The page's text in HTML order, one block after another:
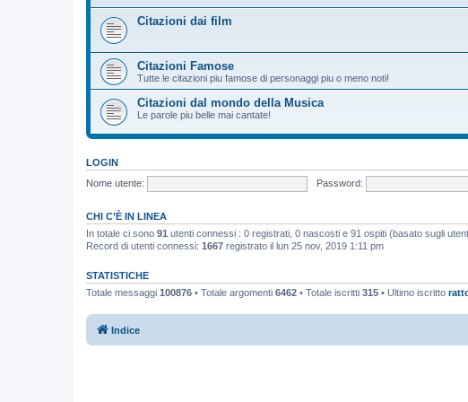
Citazioni dai film
Citazioni Famose
Tutte le citazioni piu famose di personaggi piu o meno noti!
Citazioni dal mondo della Musica
Le parole piu belle mai cantate!
LOGIN
Nome utente:
Password:
CHI C’È IN LINEA
In totale ci sono 91 utenti connessi : 0 registrati, 0 nascosti e 91 ospiti (basato sugli
Record di utenti connessi: 1667 registrato il lun 25 nov, 2019 1:11 pm
STATISTICHE
Totale messaggi 100876 • Totale argomenti 6462 • Totale iscritti 315 • Ultimo iscritto
Indice